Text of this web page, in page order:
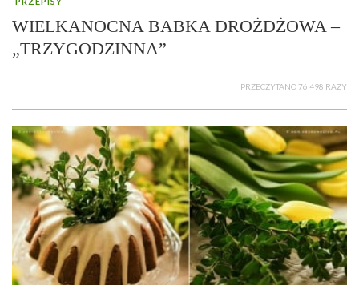
WIELKANOCNA BABKA DROŻDŻOWA –
„TRZYGODZINNA”
PRZECZYTANO 76 498 RAZY